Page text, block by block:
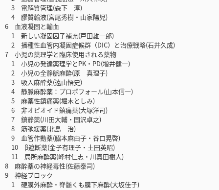
3 電解質管理(森下 淳)
4 膠質輸液(宮尾秀樹・山家陽児)
6 血液凝固と輸血
1 新しい凝固因子補充(戸田雄一郎)
2 播種性血管内凝固症候群（DIC）と治療戦略(石井久成)
7 小児の薬理学と臨床使用される薬物
1 小児の発達薬理学とPK・PD(増井健一)
2 小児の全静脈麻酔(原 真理子)
3 吸入麻酔薬(遠山悟史)
4 静脈麻酔薬：プロポフォール(山本信一)
5 麻薬性鎮痛薬(堀木としみ)
6 非オピオイド鎮痛薬(大塚洋司)
7 鎮静薬(川田大輔・国沢卓之)
8 筋弛緩薬(北島 治)
9 血管作動薬(脇本麻由子・谷口晃啓)
10 β遮断薬(金子有理子・土田英昭)
11 局所麻酔薬(峰村仁志・川真田樹人)
8 麻酔薬の神経毒性(佐藤泰司)
9 神経ブロック
1 硬膜外麻酔・脊髄くも膜下麻酔(大坂佳子)